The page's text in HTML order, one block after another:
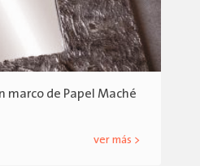
marco de Papel Maché
ver más >